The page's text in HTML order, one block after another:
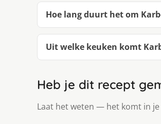
Hoe lang duurt het om
Uit welke keuken komt
Heb je dit recept
Laat het weten — het komt in